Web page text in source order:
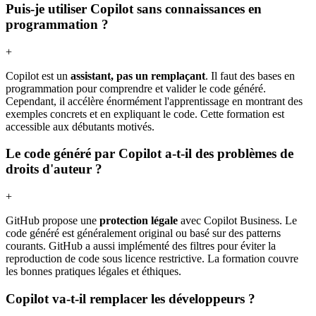
Puis-je utiliser Copilot sans connaissances en
programmation ?
+
Copilot est un assistant, pas un remplaçant. Il faut des bases en
programmation pour comprendre et valider le code généré.
Cependant, il accélère énormément l'apprentissage en montrant des
exemples concrets et en expliquant le code. Cette formation est
accessible aux débutants motivés.
Le code généré par Copilot a-t-il des problèmes de
droits d'auteur ?
+
GitHub propose une protection légale avec Copilot Business. Le
code généré est généralement original ou basé sur des patterns
courants. GitHub a aussi implémenté des filtres pour éviter la
reproduction de code sous licence restrictive. La formation couvre
les bonnes pratiques légales et éthiques.
Copilot va-t-il remplacer les développeurs ?